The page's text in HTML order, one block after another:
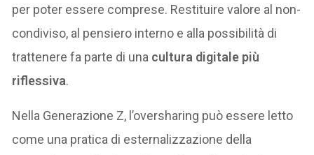
per poter essere comprese. Restituire valore al non-
condiviso, al pensiero interno e alla possibilità di
trattenere fa parte di una cultura digitale più
riflessiva.
Nella Generazione Z, l’oversharing può essere letto
come una pratica di esternalizzazione della